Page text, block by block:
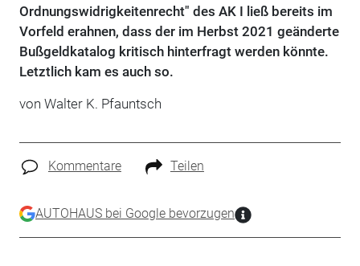
Ordnungswidrigkeitenrecht" des AK I ließ bereits im
Vorfeld erahnen, dass der im Herbst 2021 geänderte
Bußgeldkatalog kritisch hinterfragt werden könnte.
Letztlich kam es auch so.
von Walter K. Pfauntsch
Kommentare Teilen
AUTOHAUS bei Google bevorzugen